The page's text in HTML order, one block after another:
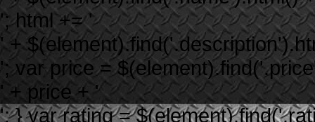
'; html += '
' +
'; var price =
' + price + '
'; } var rating =